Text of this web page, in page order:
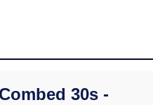
30s -